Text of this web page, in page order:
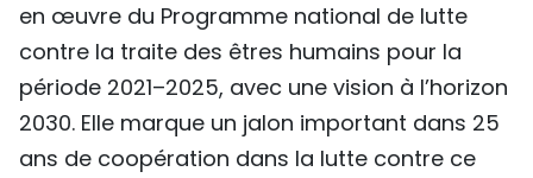
en œuvre du Programme national de lutte
contre la traite des êtres humains pour la
période 2021–2025, avec une vision à l’horizon
2030. Elle marque un jalon important dans 25
ans de coopération dans la lutte contre ce